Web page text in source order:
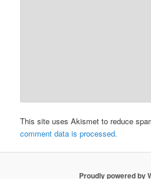
This site uses Akismet to reduce
comment data is processed.
Proudly powered by